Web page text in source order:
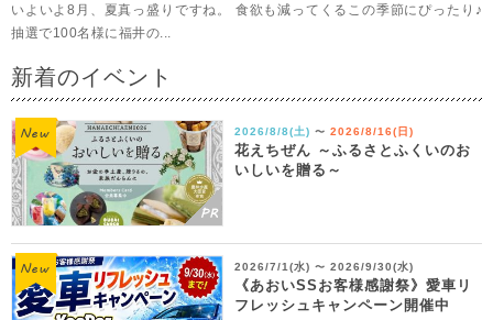
いよいよ8月、夏真っ盛りですね。 食欲も減ってくるこの季節にぴったり♪
抽選で100名様に福井の...
新着のイベント
2026/8/8(土) 〜 2026/8/16(日)
花えちぜん ～ふるさとふくいのお
いしいを贈る～
2026/7/1(水) 〜 2026/9/30(水)
《あおいSSお客様感謝祭》愛車リ
フレッシュキャンペーン開催中